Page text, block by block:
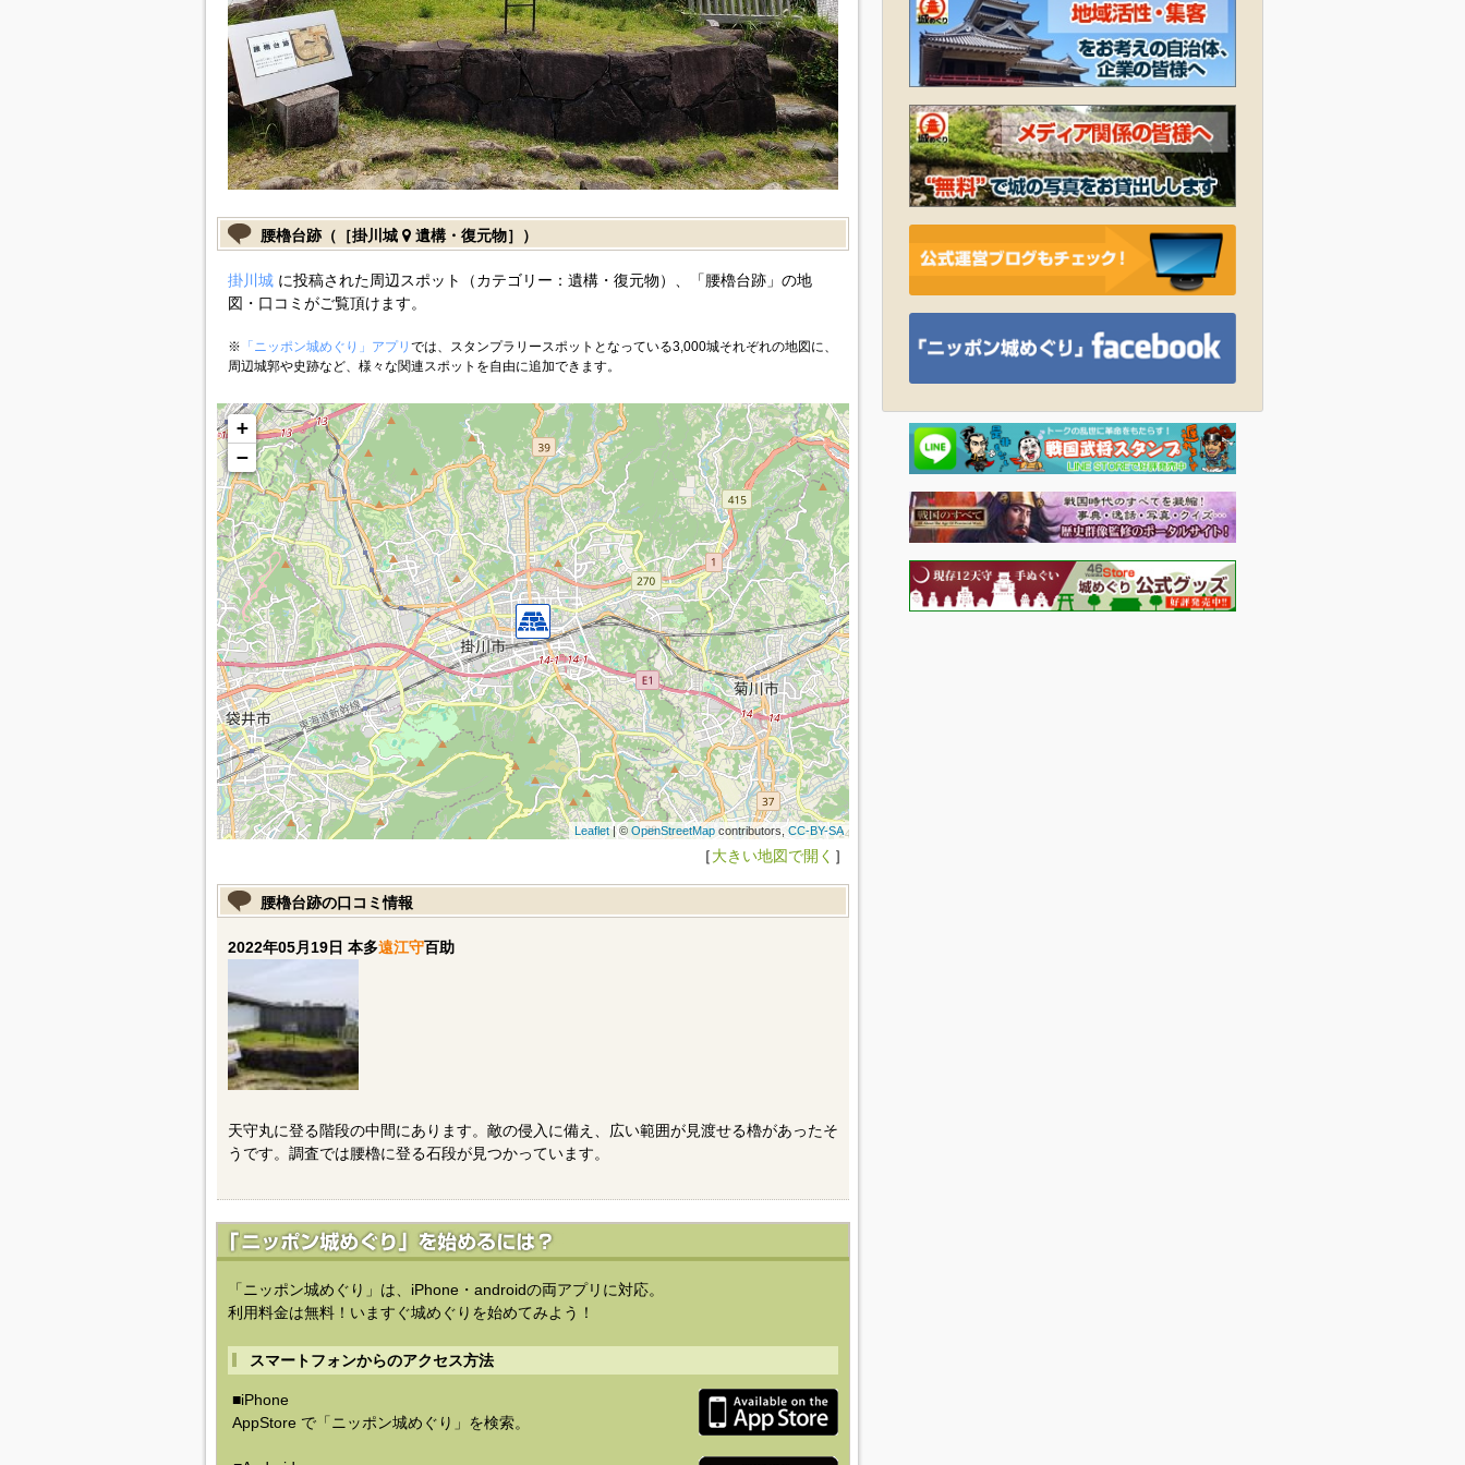
腰櫓台跡（［掛川城 遺構・復元物］）
掛川城に投稿された周辺スポット（カテゴリー：遺構・復元物）、「腰櫓台跡」の地
図・口コミがご覧頂けます。
※ 「ニッポン城めぐり」アプリ では、スタンプラリースポットとなっている3,000城それぞれの地図に、
周辺城郭や史跡など、様々な関連スポットを自由に追加できます。
+
−
Leaflet| © OpenStreetMapcontributors, CC-BY-SA
［大きい地図で開く ］
腰櫓台跡の口コミ情報
2022年05月19日 本多遠江守百助
天守丸に登る階段の中間にあります。敵の侵入に備え、広い範囲が見渡せる櫓があったそ
うです。調査では腰櫓に登る石段が見つかっています。
「ニッポン城めぐり」は、iPhone・androidの両アプリに対応。
利用料金は無料！いますぐ城めぐりを始めてみよう！
スマートフォンからのアクセス方法
■iPhone
AppStore で「ニッポン城めぐり」を検索。